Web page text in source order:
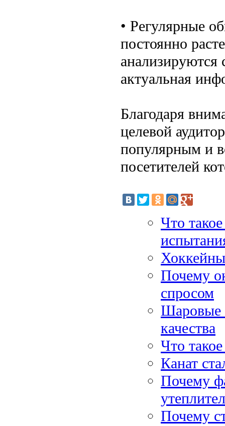
• Регулярные
постоянно
анализируются
актуальная
Благодаря
целевой
популярным и
посетителей
Что
Почему
спросом
Шаровые
качества
Что
Канат
Почему
Почему